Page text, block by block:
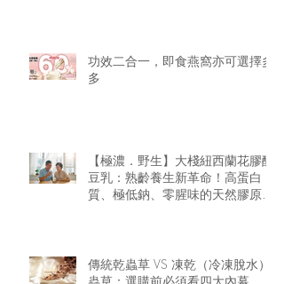
功效二合一，即食燕窩亦可選擇多
多
【極濃．野生】大棧紐西蘭花膠醇
豆乳：熟齡養生新革命！高蛋白
質、極低鈉、零腥味的天然膠原精
傳統乾蟲草 VS 凍乾（冷凍脫水）